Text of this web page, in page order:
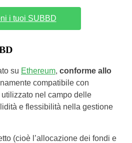
i tuoi SUBBD
su Ethereum, conforme allo
compatibile con
utilizzato nel campo delle
e flessibilità nella gestione
(cioè l’allocazione dei fondi e